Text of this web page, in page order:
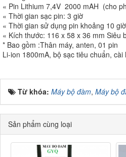
« Pin Lithium 7,4V 2000 mAH (cho
« Thời gian sạc pin: 3 giờ
« Thời gian sử dụng pin khoảng 10 giờ
« Kích thước: 116 x 58 x 36 mm Siêu
* Bao gồm :Thân máy, anten, 01 pin
Li-ion 1800mA, bộ sạc tiêu chuẩn, cài
Từ khóa: Máy bộ đàm, Máy bộ
Sản phẩm cùng loại